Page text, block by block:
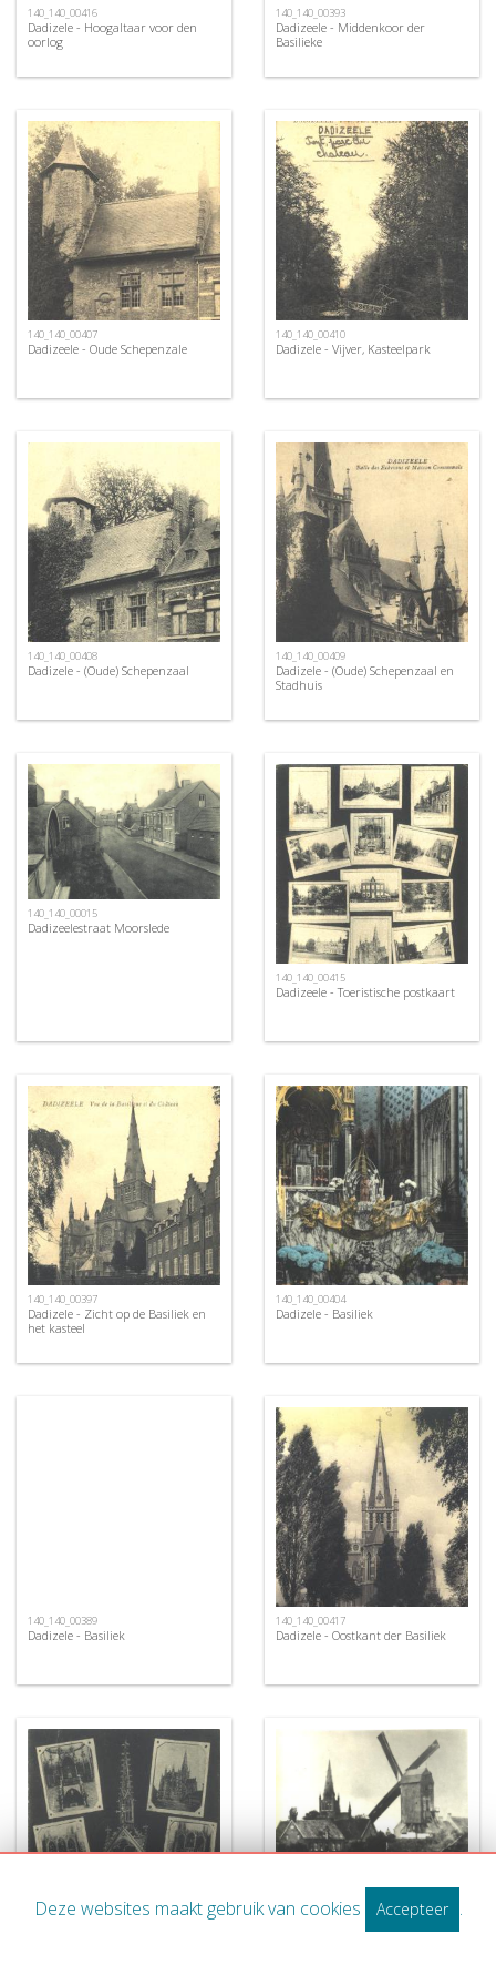
140_140_00416
Dadizele - Hoogaltaar voor den
oorlog
140_140_00393
Dadizeele - Middenkoor der
Basilieke
140_140_00407
Dadizeele - Oude Schepenzale
140_140_00410
Dadizele - Vijver, Kasteelpark
140_140_00408
Dadizele - (Oude) Schepenzaal
140_140_00409
Dadizele - (Oude) Schepenzaal en
Stadhuis
140_140_00015
Dadizeelestraat Moorslede
140_140_00415
Dadizeele - Toeristische postkaart
140_140_00397
Dadizele - Zicht op de Basiliek en
het kasteel
140_140_00404
Dadizele - Basiliek
140_140_00389
Dadizele - Basiliek
140_140_00417
Dadizele - Oostkant der Basiliek
Deze websites maakt gebruik van cookies Accepteer .